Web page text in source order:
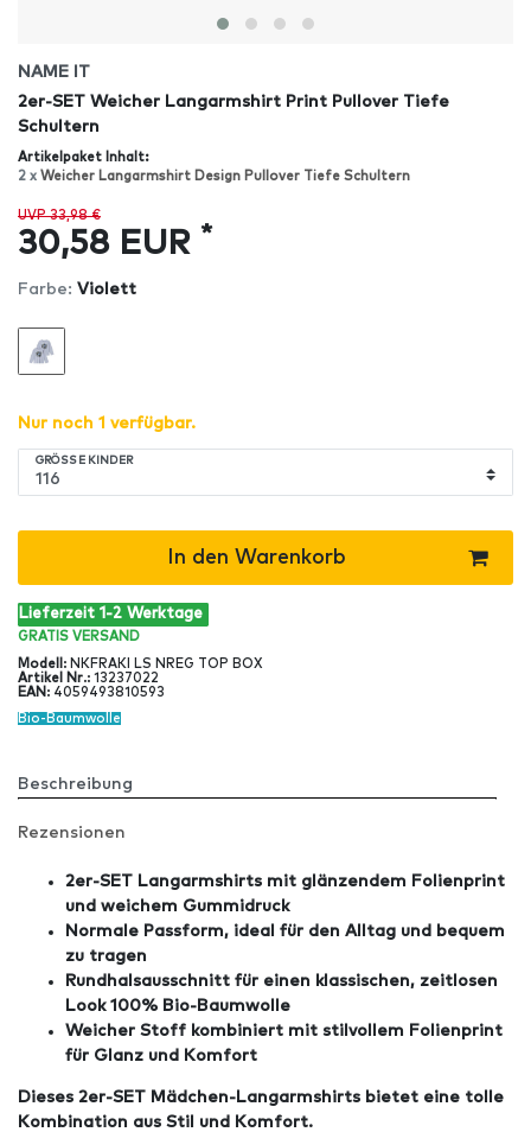
NAME IT
2er-SET Weicher Langarmshirt Print Pullover Tiefe
Schultern
Artikelpaket Inhalt:
2 x Weicher Langarmshirt Design Pullover Tiefe Schultern
UVP 33,98 €
30,58 EUR *
Farbe: Violett
Nur noch 1 verfügbar.
GRÖSSE KINDER
In den Warenkorb
Lieferzeit 1-2 Werktage
GRATIS VERSAND
Modell : NKFRAKI LS NREG TOP BOX
Artikel Nr.: 13237022
EAN : 4059493810593
Bio-Baumwolle
Beschreibung
Rezensionen
2er-SET Langarmshirts mit glänzendem Folienprint
und weichem Gummidruck
Normale Passform, ideal für den Alltag und bequem
zu tragen
Rundhalsausschnitt für einen klassischen, zeitlosen
Look 100% Bio-Baumwolle
Weicher Stoff kombiniert mit stilvollem Folienprint
für Glanz und Komfort
Dieses 2er-SET Mädchen-Langarmshirts bietet eine tolle
Kombination aus Stil und Komfort.